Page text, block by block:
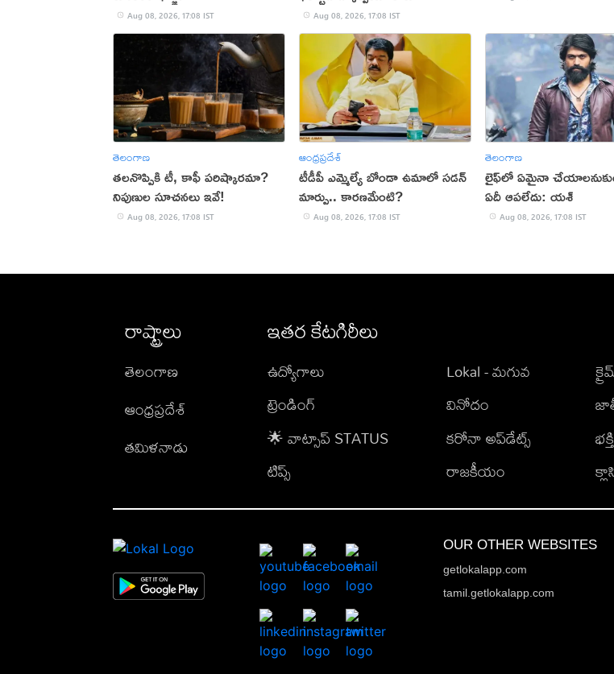
Aug 08, 2026, 17:08 IST Aug 08, 2026, 17:08 IST
తెలంగాణ
తలనొప్పికి టీ, కాఫీ పరిష్కారమా?
నిపుణుల సూచనలు ఇవే!
Aug 08, 2026, 17:08 IST
ఆంధ్రప్రదేశ్
టీడీపీ ఎమ్మెల్యే బోండా ఉమాలో సడన్‌
మార్పు.. కారణమేంటి?
Aug 08, 2026, 17:08 IST
తెలంగాణ
లైఫ్‌లో ఏమైనా
ఏదీ ఆపలేదు: యశ్
Aug 08, 2026, 17:08 IST
రాష్ట్రాలు
తెలంగాణ
ఆంధ్రప్రదేశ్
తమిళనాడు
ఇతర కేటగిరీలు
ఉద్యోగాలు
ట్రెండింగ్
🌟 వాట్సాప్ STATUS
టిప్స్
Lokal - మగువ
వినోదం
కరోనా అప్‌డేట్స్
రాజకీయం
OUR OTHER WEBSITES
getlokalapp.com
tamil.getlokalapp.com